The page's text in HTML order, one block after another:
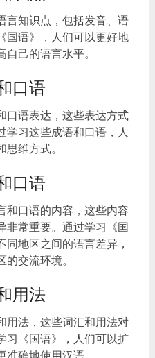
言知识点，包括发音、语
国语》，人们可以更好地
己的语言水平。
口语
口语表达，这些表达方式
学习这些成语和口语，人
维方式。
口语
和口语的内容，这些内容
非常重要。通过学习《国
地区之间的语言差异，
交流环境。
用法
用法，这些词汇和用法对
习《国语》，人们可以扩